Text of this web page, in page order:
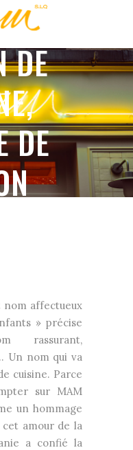
DE
DE
nom affectueux
» précise
rassurant,
Un nom qui va
cuisine. Parce
sur MAM
un hommage
amour de la
a confié la